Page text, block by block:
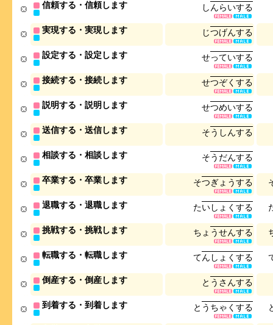
信頼する・信頼します し んらいする
実現する・実現します じつげんする
設定する・設定します せっていする
接続する・接続します せつぞく する
説明する・説明します せつめいする
送信する・送信します そう し んする
相談する・相談します そう だんする
卒業する・卒業します そつぎ ょ うする
退職する・退職します たいし ょ く する
挑戦する・挑戦します ち ょ うせんする
転職する・転職します てん し ょ く する
倒産する・倒産します と う さ んする
到着する・到着します と う ちゃ く する